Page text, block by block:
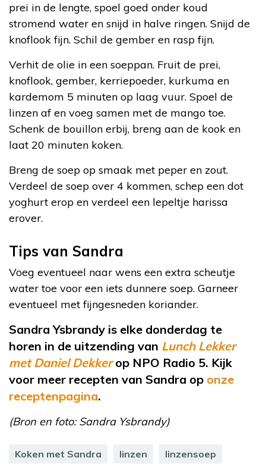
prei in de lengte, spoel goed onder koud
stromend water en snijd in halve ringen. Snijd de
knoflook fijn. Schil de gember en rasp fijn.
Verhit de olie in een soeppan. Fruit de prei,
knoflook, gember, kerriepoeder, kurkuma en
kardemom 5 minuten op laag vuur. Spoel de
linzen af en voeg samen met de mango toe.
Schenk de bouillon erbij, breng aan de kook en
laat 20 minuten koken.
Breng de soep op smaak met peper en zout.
Verdeel de soep over 4 kommen, schep een dot
yoghurt erop en verdeel een lepeltje harissa
erover.
Tips van Sandra
Voeg eventueel naar wens een extra scheutje
water toe voor een iets dunnere soep. Garneer
eventueel met fijngesneden koriander.
Sandra Ysbrandy is elke donderdag te
horen in de uitzending van Lunch Lekker
met Daniel Dekkerop NPO Radio 5. Kijk
voor meer recepten van Sandra op onze
receptenpagina.
(Bron en foto: Sandra Ysbrandy)
Koken met Sandra linzen linzensoep